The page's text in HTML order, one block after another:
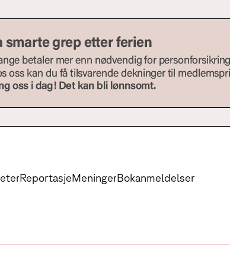
ReportasjeMeningerBokanmeldelser